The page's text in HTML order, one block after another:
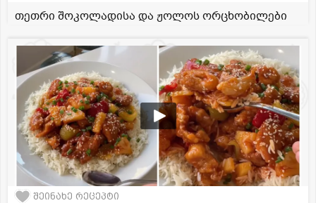
თეთრი შოკოლადისა და ჟოლოს ორცხობილები
შეინახე რეცეპტი